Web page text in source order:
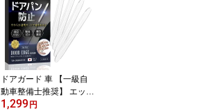
QUAB-128G-GN6MN ス
イッチ ドラレコ ドライ
ブレコーダー 海外パッケ
ージ
ドアガード 車 【一級自
動車整備士推奨】 エッジ
ガード バンパー 透明 ポ
1,299 円